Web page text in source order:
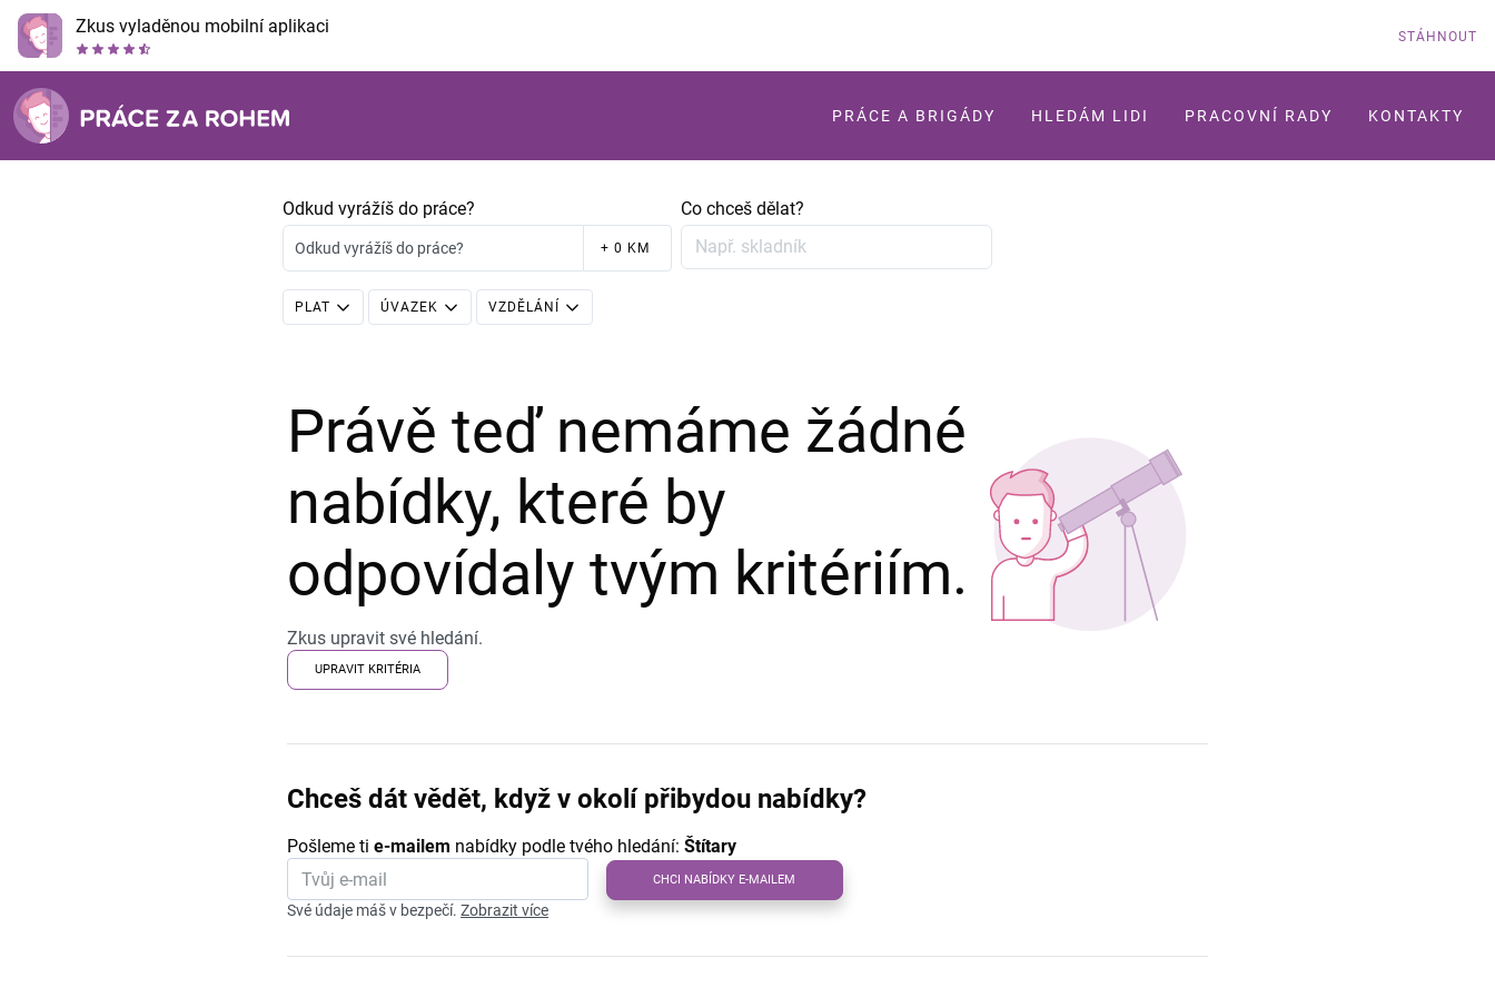
Zkus vyladěnou mobilní aplikaci STÁHNOUT
PRÁCE A BRIGÁDY HLEDÁM LIDI PRACOVNÍ RADY KONTAKTY
Odkud vyrážíš do práce?
Odkud vyrážíš do práce? + 0 KM
Co chceš dělat?
PLAT ÚVAZEK VZDĚLÁNÍ
Právě teď nemáme žádné
nabídky, které by
odpovídaly tvým kritériím.
Zkus upravit své hledání.
UPRAVIT KRITÉRIA
Chceš dát vědět, když v okolí přibydou nabídky?
Pošleme ti e-mailem nabídky podle tvého hledání: Štítary
CHCI NABÍDKY E-MAILEM
Své údaje máš v bezpečí. Zobrazit více